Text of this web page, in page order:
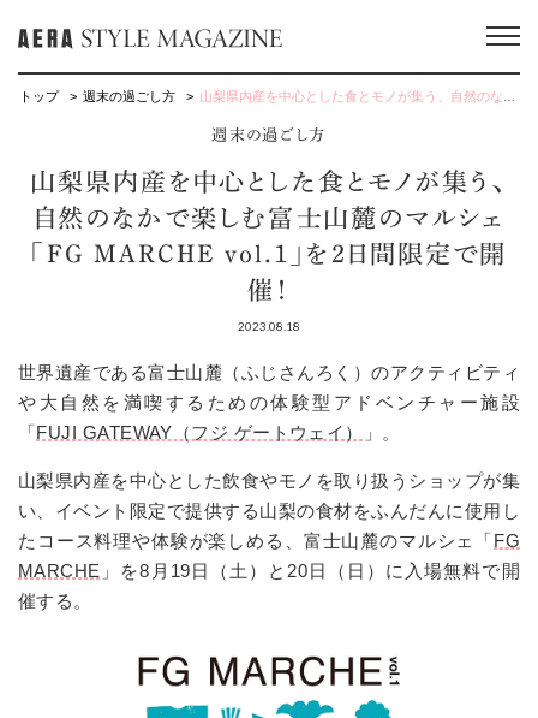
トップ 週末の過ごし方 山梨県内産を中心とした食とモノが集う、自然のなかで楽しむ富士山麓のマルシェ 「FG MARCHE vol.1」を2日間限定で開催！
週末の過ごし方
山梨県内産を中心とした食とモノが集う、
自然のなかで楽しむ富士山麓のマルシェ
「FG MARCHE vol.1」を2日間限定で開
催！
2023.08.18
世界遺産である富士山麓（ふじさんろく）のアクティビティ
や大自然を満喫するための体験型アドベンチャー施設
「FUJI GATEWAY（フジ ゲートウェイ） 」。
山梨県内産を中心とした飲食やモノを取り扱うショップが集
い、イベント限定で提供する山梨の食材をふんだんに使用し
たコース料理や体験が楽しめる、富士山麓のマルシェ「FG
MARCHE 」を8月19日（土）と20日（日）に入場無料で開
催する。